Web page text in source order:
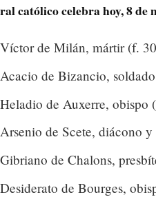
católico celebra hoy, 8 de
de Milán, mártir (f.
de Bizancio,
de Auxerre,
de Scete, diácono
de Chalons,
de Bourges,